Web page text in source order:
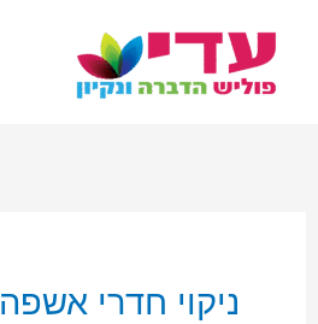
לתוכן
ניקוי חדרי אשפה